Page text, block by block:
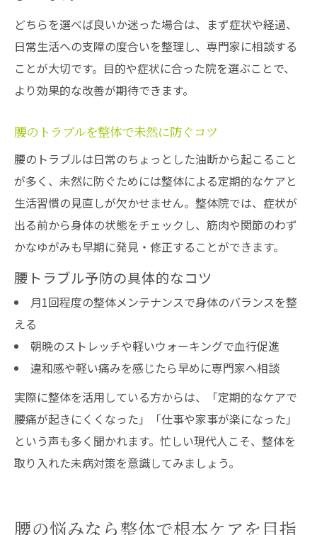
どちらを選べば良いか迷った場合は、まず症状や経過、
日常生活への支障の度合いを整理し、専門家に相談する
ことが大切です。目的や症状に合った院を選ぶことで、
より効果的な改善が期待できます。
腰のトラブルを整体で未然に防ぐコツ
腰のトラブルは日常のちょっとした油断から起こること
が多く、未然に防ぐためには整体による定期的なケアと
生活習慣の見直しが欠かせません。整体院では、症状が
出る前から身体の状態をチェックし、筋肉や関節のわず
かなゆがみも早期に発見・修正することができます。
腰トラブル予防の具体的なコツ
月1回程度の整体メンテナンスで身体のバランスを整
える
朝晩のストレッチや軽いウォーキングで血行促進
違和感や軽い痛みを感じたら早めに専門家へ相談
実際に整体を活用している方からは、「定期的なケアで
腰痛が起きにくくなった」「仕事や家事が楽になった」
という声も多く聞かれます。忙しい現代人こそ、整体を
取り入れた未病対策を意識してみましょう。
腰の悩みなら整体で根本ケアを目指